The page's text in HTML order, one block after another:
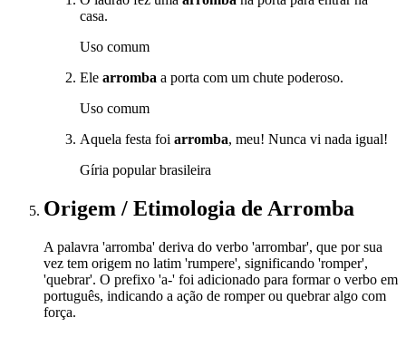
casa.
Uso comum
Ele arromba a porta com um chute poderoso.
Uso comum
Aquela festa foi arromba, meu! Nunca vi nada igual!
Gíria popular brasileira
Origem / Etimologia de Arromba
A palavra 'arromba' deriva do verbo 'arrombar', que por sua
vez tem origem no latim 'rumpere', significando 'romper',
'quebrar'. O prefixo 'a-' foi adicionado para formar o verbo em
português, indicando a ação de romper ou quebrar algo com
força.